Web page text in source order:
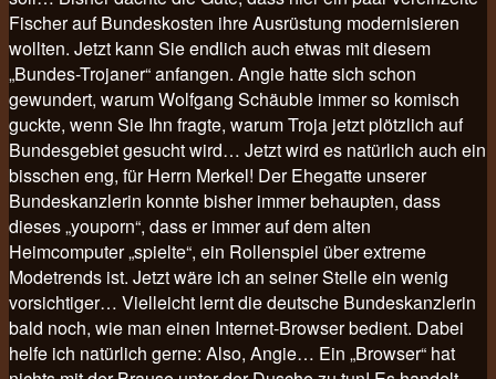
Fischer auf Bundeskosten ihre Ausrüstung modernisieren
wollten. Jetzt kann Sie endlich auch etwas mit diesem
„Bundes-Trojaner“ anfangen. Angie hatte sich schon
gewundert, warum Wolfgang Schäuble immer so komisch
guckte, wenn Sie Ihn fragte, warum Troja jetzt plötzlich auf
Bundesgebiet gesucht wird… Jetzt wird es natürlich auch ein
bisschen eng, für Herrn Merkel! Der Ehegatte unserer
Bundeskanzlerin konnte bisher immer behaupten, dass
dieses „youporn“, dass er immer auf dem alten
Heimcomputer „spielte“, ein Rollenspiel über extreme
Modetrends ist. Jetzt wäre ich an seiner Stelle ein wenig
vorsichtiger… Vielleicht lernt die deutsche Bundeskanzlerin
bald noch, wie man einen Internet-Browser bedient. Dabei
helfe ich natürlich gerne: Also, Angie… Ein „Browser“ hat